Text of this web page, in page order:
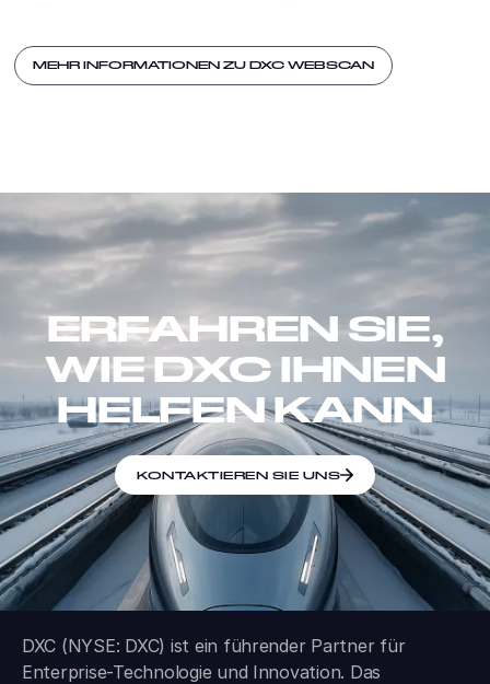
MEHR INFORMATIONEN ZU DXC WEBSCAN
ERFAHREN SIE,
WIE DXC IHNEN
HELFEN KANN
KONTAKTIEREN SIE UNS
DXC (NYSE: DXC) ist ein führender Partner für
Enterprise-Technologie und Innovation. Das